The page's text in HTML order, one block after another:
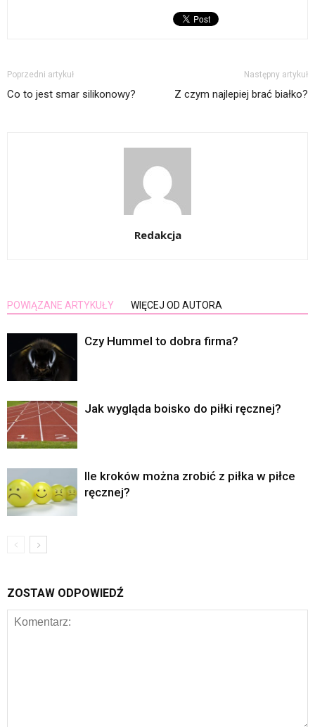
Poprzedni artykuł
Co to jest smar silikonowy?
Następny artykuł
Z czym najlepiej brać białko?
Redakcja
POWIĄZANE ARTYKUŁY WIĘCEJ OD AUTORA
Czy Hummel to dobra firma?
Jak wygląda boisko do piłki ręcznej?
Ile kroków można zrobić z piłka w piłce
ręcznej?
ZOSTAW ODPOWIEDŹ